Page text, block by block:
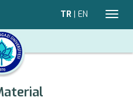
TR | EN